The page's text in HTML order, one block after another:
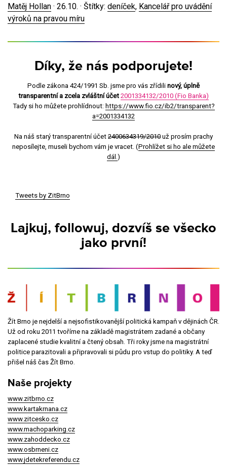
Matěj Hollan · 26.10. · Štítky: deníček, Kancelář pro uvádění
výroků na pravou míru
Díky, že nás podporujete!
Podle zákona 424/1991 Sb. jsme pro vás zřídili nový, úplně
transparentní a zcela zvláštní účet 2001334132/2010 (Fio Banka)
Tady si ho můžete prohlídnout: https://www.fio.cz/ib2/transparent?
a=2001334132
Na náš starý transparentní účet 2400634319/2010 už prosím prachy
neposílejte, museli bychom vám je vracet. (Prohlížet si ho ale můžete
dál. )
Tweets by ZitBrno
Lajkuj, followuj, dozvíš se všecko
jako první!
Žít Brno je nejdelší a nejsofistikovanější politická kampaň v dějinách ČR.
Už od roku 2011 tvoříme na základě magistrátem zadané a občany
zaplacené studie kvalitní a čtený obsah. Tři roky jsme na magistrátní
politice parazitovali a připravovali si půdu pro vstup do politiky. A teď
přišel náš čas Žít Brno.
Naše projekty
www.zitbrno.cz
www.kartakrnana.cz
www.zitcesko.cz
www.machoparking.cz
www.zahoddecko.cz
www.osbrneni.cz
www.jdetekreferendu.cz